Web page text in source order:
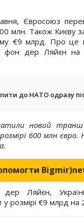
Євросоюз
млн. Також Києву
€9 млрд. Про це
фон дер Ляйєн на
до НАТО одразу
новий транш
600 млн
Ляйєн, Україні
розмірі €9 млрд на